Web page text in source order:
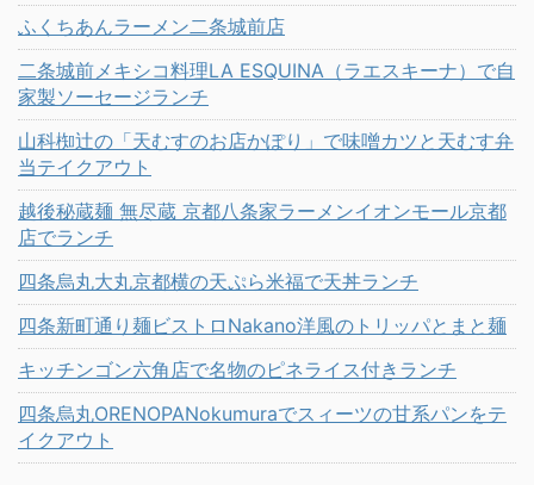
ふくちあんラーメン二条城前店
二条城前メキシコ料理LA ESQUINA（ラエスキーナ）で自
家製ソーセージランチ
山科椥辻の「天むすのお店かぽり」で味噌カツと天むす弁
当テイクアウト
越後秘蔵麺 無尽蔵 京都八条家ラーメンイオンモール京都
店でランチ
四条烏丸大丸京都横の天ぷら米福で天丼ランチ
四条新町通り麺ビストロNakano洋風のトリッパとまと麺
キッチンゴン六角店で名物のピネライス付きランチ
四条烏丸ORENOPANokumuraでスィーツの甘系パンをテ
イクアウト